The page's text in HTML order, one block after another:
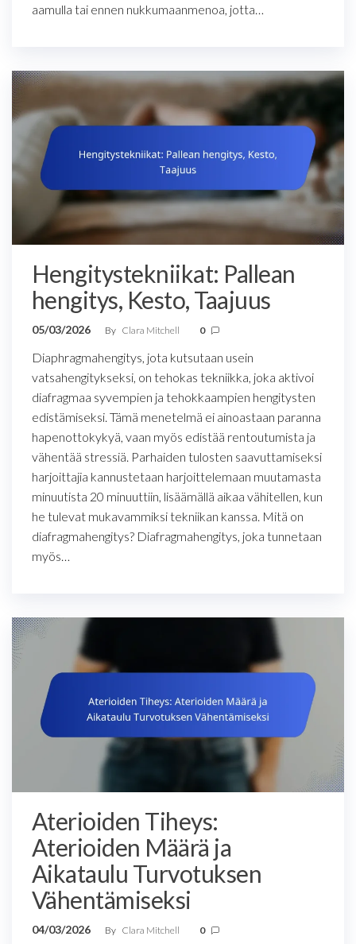
aamulla tai ennen nukkumaanmenoa, jotta…
Hengitystekniikat: Pallean
hengitys, Kesto, Taajuus
05/03/2026 By Clara Mitchell 0
Diaphragmahengitys, jota kutsutaan usein
vatsahengitykseksi, on tehokas tekniikka, joka aktivoi
diafragmaa syvempien ja tehokkaampien hengitysten
edistämiseksi. Tämä menetelmä ei ainoastaan paranna
hapenottokykyä, vaan myös edistää rentoutumista ja
vähentää stressiä. Parhaiden tulosten saavuttamiseksi
harjoittajia kannustetaan harjoittelemaan muutamasta
minuutista 20 minuuttiin, lisäämällä aikaa vähitellen, kun
he tulevat mukavammiksi tekniikan kanssa. Mitä on
diafragmahengitys? Diafragmahengitys, joka tunnetaan
myös…
Aterioiden Tiheys:
Aterioiden Määrä ja
Aikataulu Turvotuksen
Vähentämiseksi
04/03/2026 By Clara Mitchell 0